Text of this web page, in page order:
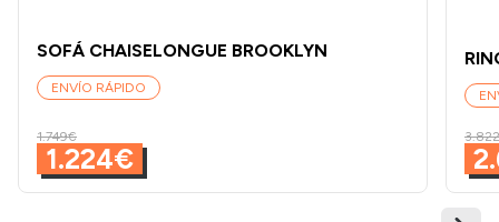
SOFÁ CHAISELONGUE BROOKLYN
ENVÍO RÁPIDO
1.749€
1.224€